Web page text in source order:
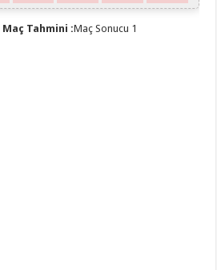
Maç Tahmini :Maç Sonucu 1